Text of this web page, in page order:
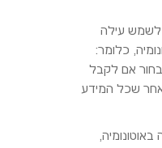
לשמש עילה
כלומר:
אם לקבל
שכל המידע